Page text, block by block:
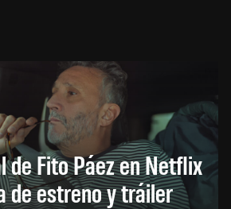
de Fito Páez en Netflix
de estreno y tráiler